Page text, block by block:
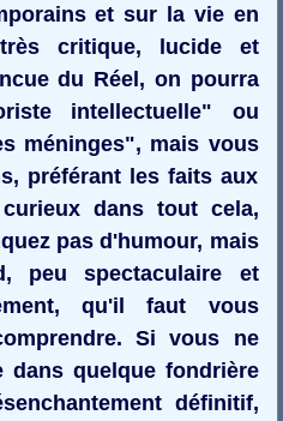
et sur la vie en
critique, lucide et
du Réel, on pourra
intellectuelle" ou
méninges", mais vous
préférant les faits aux
dans tout cela,
pas d'humour, mais
peu spectaculaire et
qu'il faut vous
Si vous ne
dans quelque fondrière
définitif,